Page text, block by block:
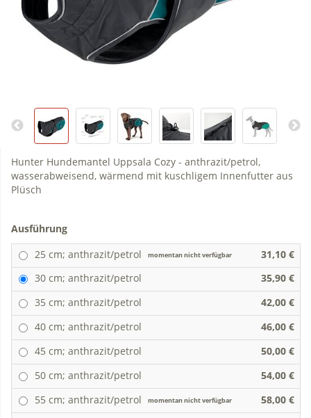
Hunter Hundemantel Uppsala Cozy - anthrazit/petrol,
wasserabweisend, wärmend mit kuschligem Innenfutter aus
Plüsch
Ausführung
25 cm; anthrazit/petrol
31,10 €
momentan nicht verfügbar
30 cm; anthrazit/petrol
35,90 €
35 cm; anthrazit/petrol
42,00 €
40 cm; anthrazit/petrol
46,00 €
45 cm; anthrazit/petrol
50,00 €
50 cm; anthrazit/petrol
54,00 €
55 cm; anthrazit/petrol
58,00 €
momentan nicht verfügbar